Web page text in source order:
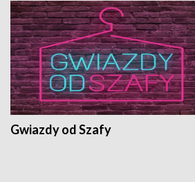
Gwiazdy od Szafy